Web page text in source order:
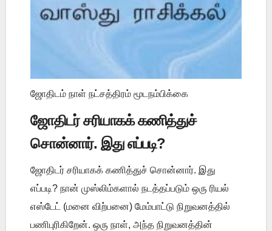
ஜோதிடம் நாள் நட்சத்திரம் மூடநம்பிக்கை
ஜோதிடர் சரியாகக் கணித்துச்
சொன்னார். இது எப்படி?
ஜோதிடர் சரியாகக் கணித்துச் சொன்னார். இது
எப்படி? நான் முஸ்லிம்களால் நடத்தப்படும் ஒரு ரியல்
எஸ்டேட் (மனை விற்பனை) மேம்பாட்டு நிறுவனத்தில்
பணிபுரிகிறேன். ஒரு நாள், அந்த நிறுவனத்தின்